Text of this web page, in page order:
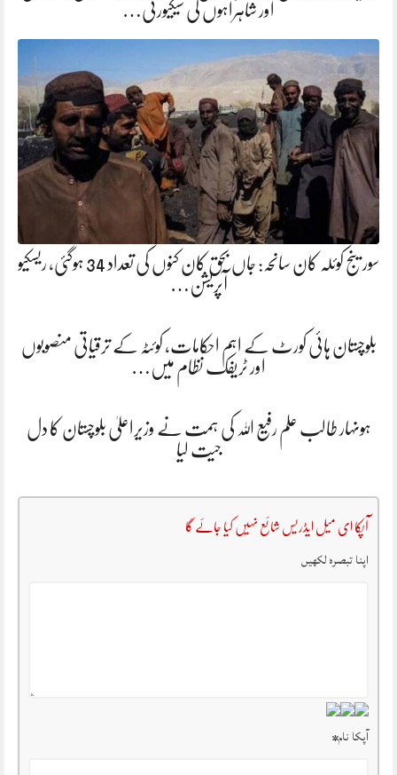
اور شاہراہوں کی سیکیورٹی…
سورینج کوئلہ کان سانحہ: جاں بحق کان کنوں کی تعداد 34 ہوگئی، ریسکیو
آپریشن…
بلوچستان ہائی کورٹ کے اہم احکامات، کوئٹہ کے ترقیاتی منصوبوں
اور ٹریفک نظام میں…
ہونہار طالب علم رفیع اللہ کی ہمت نے وزیراعلیٰ بلوچستان کا دل
جیت لیا
آپکا ای میل ایڈریس شائع نہیں کیا جائے گا
اپنا تبصرہ لکھیں
آپکا نام*